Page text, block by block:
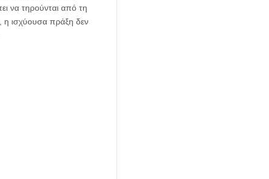
να τηρούνται από τη
η ισχύουσα πράξη δεν